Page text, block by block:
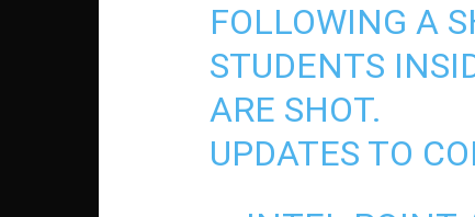
FOLLOWING A
STUDENTS
ARE SHOT.
UPDATES TO